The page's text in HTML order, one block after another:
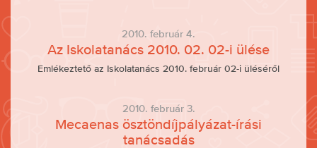
2010. február 4.
Az Iskolatanács 2010. 02. 02-i ülése
Emlékeztető az Iskolatanács 2010. február 02-i üléséről
2010. február 3.
Mecaenas ösztöndíjpályázat-írási
tanácsadás